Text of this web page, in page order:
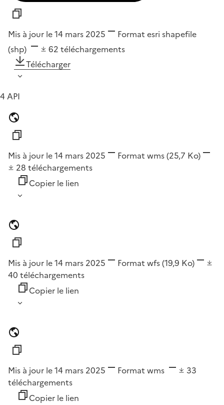
Mis à jour le 14 mars 2025 Format esri shapefile
(shp)
62 téléchargements
Télécharger
4 API
Mis à jour le 14 mars 2025 Format wms(25,7 Ko)
28 téléchargements
Copier le lien
Mis à jour le 14 mars 2025 Format wfs(19,9 Ko)
40 téléchargements
Copier le lien
Mis à jour le 14 mars 2025 Format wms
33
téléchargements
Copier le lien